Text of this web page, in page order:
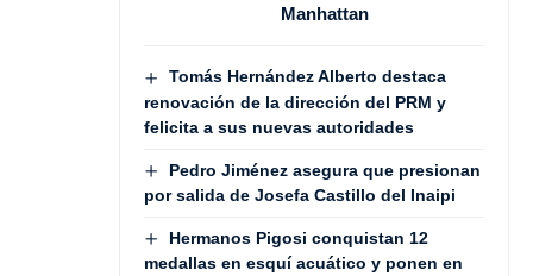
Manhattan
Tomás Hernández Alberto destaca
renovación de la dirección del PRM y
felicita a sus nuevas autoridades
Pedro Jiménez asegura que presionan
por salida de Josefa Castillo del Inaipi
Hermanos Pigosi conquistan 12
medallas en esquí acuático y ponen en